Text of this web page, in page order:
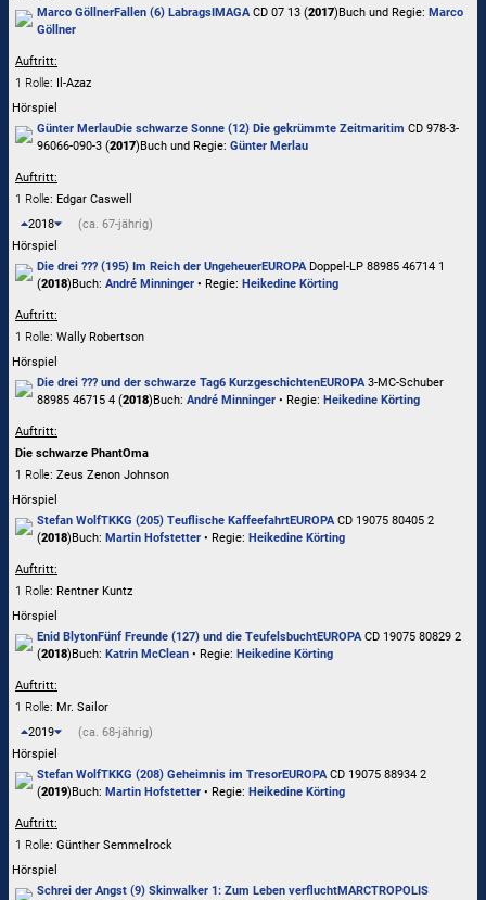
Marco GöllnerFallen (6) LabragsIMAGACD 07 13 (2017)Buch und Regie: Marco
Göllner
Auftritt:
1 Rolle: Il-Azaz
Hörspiel
Günter MerlauDie schwarze Sonne (12) Die gekrümmte Zeitmaritim CD 978-3-
96066-090-3 (2017)Buch und Regie: Günter Merlau
Auftritt:
1 Rolle: Edgar Caswell
2018
(ca. 67-jährig)
Hörspiel
Die drei ??? (195) Im Reich der UngeheuerEUROPADoppel-LP 88985 46714 1
(2018)Buch: André Minninger • Regie: Heikedine Körting
Auftritt:
1 Rolle: Wally Robertson
Hörspiel
Die drei ??? und der schwarze Tag6 KurzgeschichtenEUROPA3-MC-Schuber
88985 46715 4 (2018)Buch: André Minninger • Regie: Heikedine Körting
Auftritt:
Die schwarze PhantOma
1 Rolle: Zeus Zenon Johnson
Hörspiel
Stefan WolfTKKG (205) Teuflische KaffeefahrtEUROPACD 19075 80405 2
(2018)Buch: Martin Hofstetter • Regie: Heikedine Körting
Auftritt:
1 Rolle: Rentner Kuntz
Hörspiel
Enid BlytonFünf Freunde (127) und die TeufelsbuchtEUROPACD 19075 80829 2
(2018)Buch: Katrin McClean • Regie: Heikedine Körting
Auftritt:
1 Rolle: Mr. Sailor
2019
(ca. 68-jährig)
Hörspiel
Stefan WolfTKKG (208) Geheimnis im TresorEUROPACD 19075 88934 2
(2019)Buch: Martin Hofstetter • Regie: Heikedine Körting
Auftritt:
1 Rolle: Günther Semmelrock
Hörspiel
Schrei der Angst (9) Skinwalker 1: Zum Leben verfluchtMARCTROPOLIS